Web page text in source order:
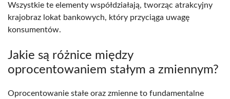
Wszystkie te elementy współdziałają, tworząc atrakcyjny
krajobraz lokat bankowych, który przyciąga uwagę
konsumentów.
Jakie są różnice między
oprocentowaniem stałym a zmiennym?
Oprocentowanie stałe oraz zmienne to fundamentalne